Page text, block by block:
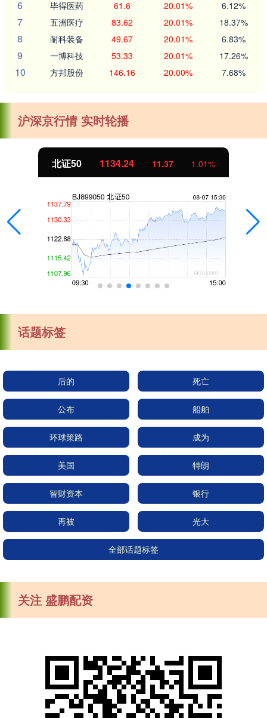
6 毕得医药 61.6 20.01% 6.12%
7 五洲医疗 83.62 20.01% 18.37%
8 耐科装备 49.67 20.01% 6.83%
9 一博科技 53.33 20.01% 17.26%
10 方邦股份 146.16 20.00% 7.68%
沪深京行情 实时轮播
北证50 1134.24 11.37 1.01%
话题标签
后的 死亡
公布 船舶
环球策路 成为
美国 特朗
智财资本 银行
再被 光大
全部话题标签
关注 盛鹏配资